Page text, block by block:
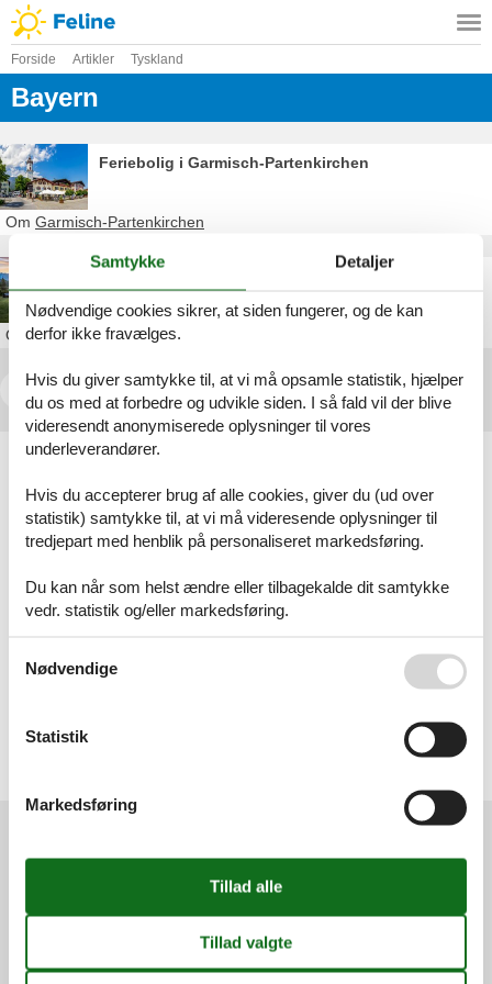
Forside Artikler Tyskland
Bayern
Feriebolig i Garmisch-Partenkirchen
Om Garmisch-Partenkirchen
Feriebolig i Bayern
OmBayern
<< < 1 2
Artikeltyper
Sommerhus
Geografier
Tyskland
Bayern
Mittelfranken
Oberfranken
Tilbudsmail
Persondatapolitik
Cookies
Samtykke Detaljer
Nødvendige cookies sikrer, at siden fungerer, og de kan
derfor ikke fravælges.
Hvis du giver samtykke til, at vi må opsamle statistik, hjælper
du os med at forbedre og udvikle siden. I så fald vil der blive
videresendt anonymiserede oplysninger til vores
underleverandører.
Hvis du accepterer brug af alle cookies, giver du (ud over
statistik) samtykke til, at vi må videresende oplysninger til
tredjepart med henblik på personaliseret markedsføring.
Du kan når som helst ændre eller tilbagekalde dit samtykke
vedr. statistik og/eller markedsføring.
Nødvendige
Statistik
Markedsføring